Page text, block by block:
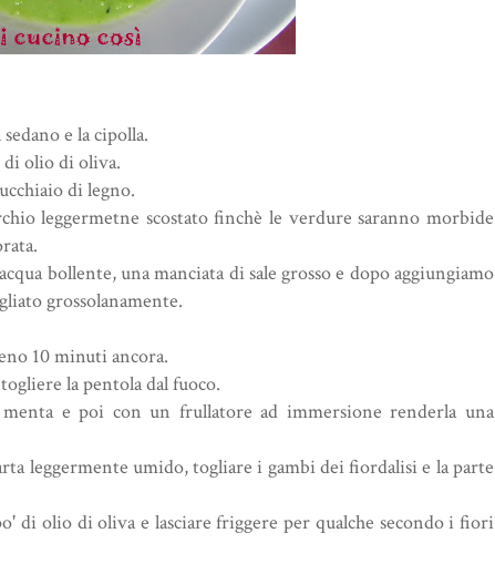
e la cipolla.
di olio di oliva.
di legno.
leggermetne scostato finchè le verdure saranno morbide
bollente, una manciata di sale grosso e dopo aggiungiamo
grossolanamente.
10 minuti ancora.
la pentola dal fuoco.
e poi con un frullatore ad immersione renderla una
leggermente umido, togliare i gambi dei fiordalisi e la parte
di olio di oliva e lasciare friggere per qualche secondo i fiori